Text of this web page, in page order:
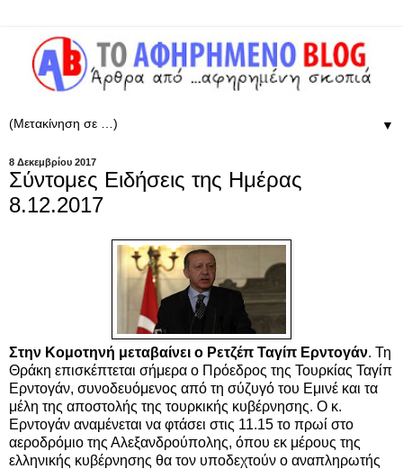
▼
8 Δεκεμβρίου 2017
Σύντομες Ειδήσεις της Ημέρας
8.12.2017
Στην Κομοτηνή μεταβαίνει ο Ρετζέπ Ταγίπ Ερντογάν. Τη
Θράκη επισκέπτεται σήμερα ο Πρόεδρος της Τουρκίας Ταγίπ
Ερντογάν, συνοδευόμενος από τη σύζυγό του Εμινέ και τα
μέλη της αποστολής της τουρκικής κυβέρνησης. Ο κ.
Ερντογάν αναμένεται να φτάσει στις 11.15 το πρωί στο
αεροδρόμιο της Αλεξανδρούπολης, όπου εκ μέρους της
ελληνικής κυβέρνησης θα τον υποδεχτούν ο αναπληρωτής